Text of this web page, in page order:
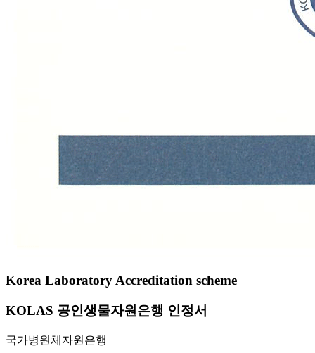
Korea Laboratory Accreditation scheme
KOLAS 공인생물자원은행 인정서
국가병원체자원은행